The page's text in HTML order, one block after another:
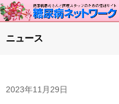
談話室BBS
ニュース
2023年11月29日